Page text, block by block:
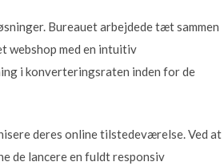
Bureauet arbejdede tæt sammen
webshop med en intuitiv
i konverteringsraten inden for de
deres online tilstedeværelse. Ved at
de lancere en fuldt responsiv